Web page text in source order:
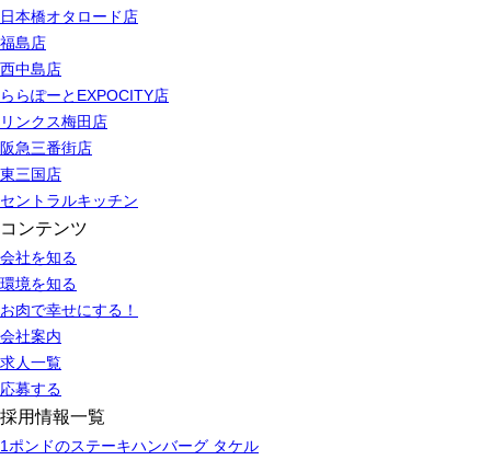
日本橋オタロード店
福島店
西中島店
ららぽーとEXPOCITY店
リンクス梅田店
阪急三番街店
東三国店
セントラルキッチン
コンテンツ
会社を知る
環境を知る
お肉で幸せにする！
会社案内
求人一覧
応募する
採用情報一覧
1ポンドのステーキハンバーグ タケル